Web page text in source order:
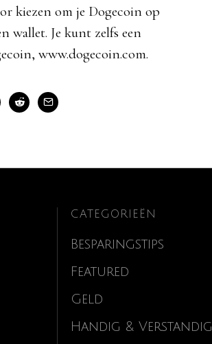
kiezen om je Dogecoin op
wallet. Je kunt zelfs een
www.dogecoin.com.
CATEGORIEËN
Besparingstips
Featured
Geld
Handig & Verstandig